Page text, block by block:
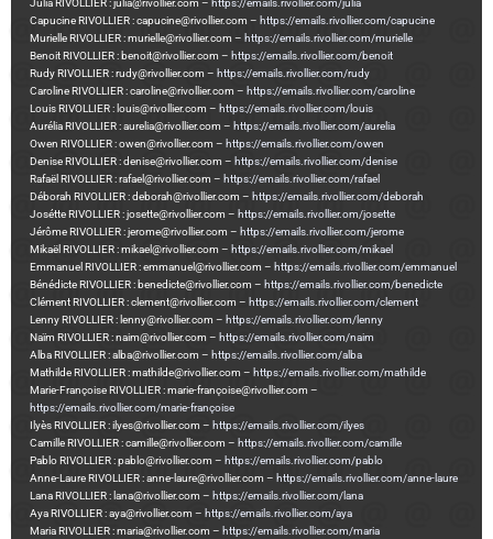
Julia RIVOLLIER : julia@rivollier.com – https://emails.rivollier.com/julia
Capucine RIVOLLIER : capucine@rivollier.com – https://emails.rivollier.com/capucine
Murielle RIVOLLIER : murielle@rivollier.com – https://emails.rivollier.com/murielle
Benoit RIVOLLIER : benoit@rivollier.com – https://emails.rivollier.com/benoit
Rudy RIVOLLIER : rudy@rivollier.com – https://emails.rivollier.com/rudy
Caroline RIVOLLIER : caroline@rivollier.com – https://emails.rivollier.com/caroline
Louis RIVOLLIER : louis@rivollier.com – https://emails.rivollier.com/louis
Aurélia RIVOLLIER : aurelia@rivollier.com – https://emails.rivollier.com/aurelia
Owen RIVOLLIER : owen@rivollier.com – https://emails.rivollier.com/owen
Denise RIVOLLIER : denise@rivollier.com – https://emails.rivollier.com/denise
Rafaël RIVOLLIER : rafael@rivollier.com – https://emails.rivollier.com/rafael
Déborah RIVOLLIER : deborah@rivollier.com – https://emails.rivollier.com/deborah
Josétte RIVOLLIER : josette@rivollier.com – https://emails.rivollier.om/josette
Jérôme RIVOLLIER : jerome@rivollier.com – https://emails.rivollier.com/jerome
Mikaël RIVOLLIER : mikael@rivollier.com – https://emails.rivollier.com/mikael
Emmanuel RIVOLLIER : emmanuel@rivollier.com – https://emails.rivollier.com/emmanuel
Bénédicte RIVOLLIER : benedicte@rivollier.com – https://emails.rivollier.com/benedicte
Clément RIVOLLIER : clement@rivollier.com – https://emails.rivollier.com/clement
Lenny RIVOLLIER : lenny@rivollier.com – https://emails.rivollier.com/lenny
Naïm RIVOLLIER : naim@rivollier.com – https://emails.rivollier.com/naim
Alba RIVOLLIER : alba@rivollier.com – https://emails.rivollier.com/alba
Mathilde RIVOLLIER : mathilde@rivollier.com – https://emails.rivollier.com/mathilde
Marie-Françoise RIVOLLIER : marie-françoise@rivollier.com –
https://emails.rivollier.com/marie-françoise
Ilyès RIVOLLIER : ilyes@rivollier.com – https://emails.rivollier.com/ilyes
Camille RIVOLLIER : camille@rivollier.com – https://emails.rivollier.com/camille
Pablo RIVOLLIER : pablo@rivollier.com – https://emails.rivollier.com/pablo
Anne-Laure RIVOLLIER : anne-laure@rivollier.com – https://emails.rivollier.com/anne-laure
Lana RIVOLLIER : lana@rivollier.com – https://emails.rivollier.com/lana
Aya RIVOLLIER : aya@rivollier.com – https://emails.rivollier.com/aya
Maria RIVOLLIER : maria@rivollier.com – https://emails.rivollier.com/maria